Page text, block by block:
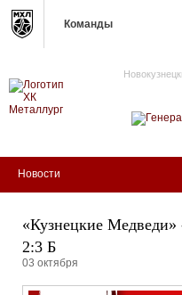
Команды
Новости
«Кузнецкие
2:3 Б
03 октября